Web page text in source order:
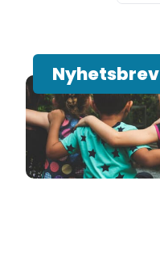
Nyhetsbrev